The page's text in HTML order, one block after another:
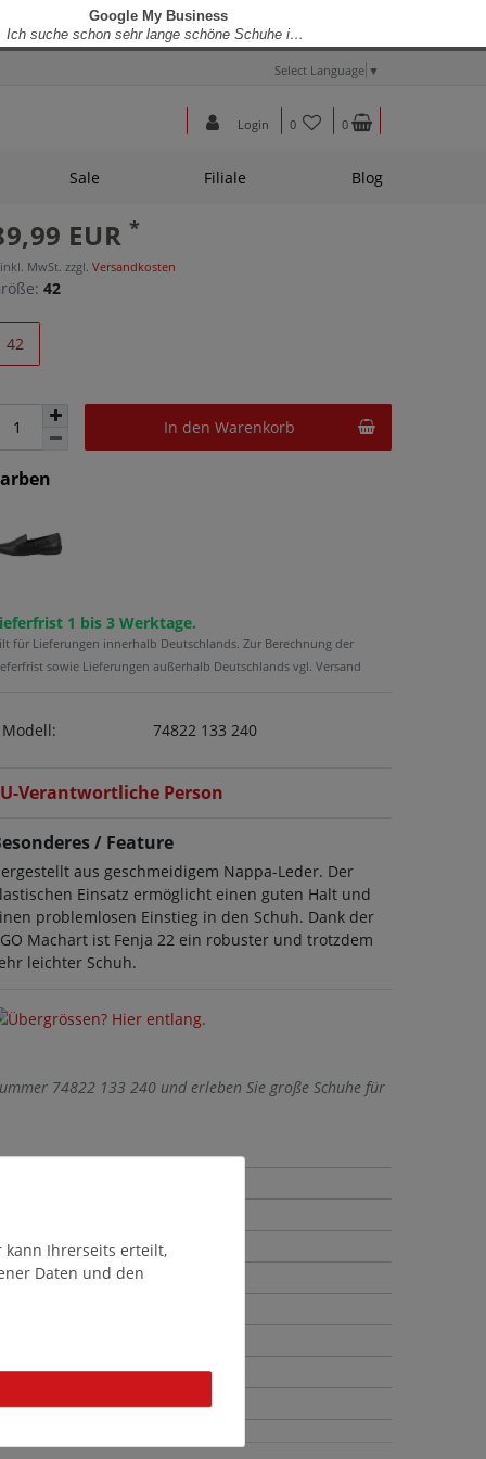
Select Language ▼
Login 0 0
Sale Filiale Blog
EUR *
MwSt. zzgl. Versandkosten
42
42
In den Warenkorb
1 bis 3 Werktage.
für Lieferungen innerhalb Deutschlands. Zur Berechnung der
sowie Lieferungen außerhalb Deutschlands vgl. Versand
Modell: 74822 133 240
Verantwortliche Person
/ Feature
aus geschmeidigem Nappa-Leder. Der
Einsatz ermöglicht einen guten Halt und
problemlosen Einstieg in den Schuh. Dank der
Machart ist Fenja 22 ein robuster und trotzdem
leichter Schuh.
74822 133 240 und erleben Sie große Schuhe für
kann Ihrerseits erteilt,
Daten und den